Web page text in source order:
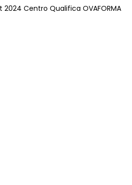
Centro Qualifica OVAFORMA